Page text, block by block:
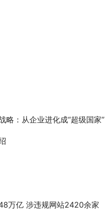
略：从企业进化成“超级国家”
万亿 涉违规网站2420余家